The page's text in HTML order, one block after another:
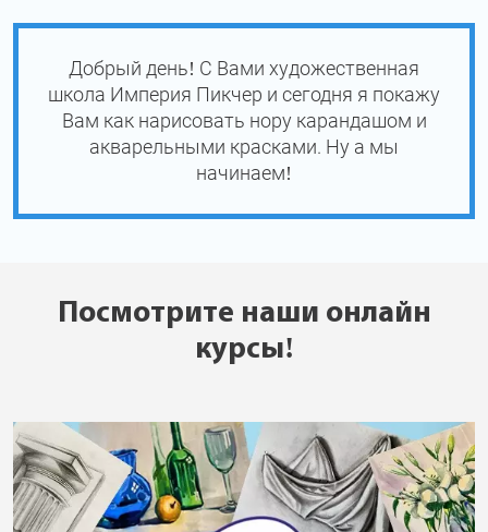
Добрый день! С Вами художественная
школа Империя Пикчер и сегодня я покажу
Вам как нарисовать нору карандашом и
акварельными красками. Ну а мы
начинаем!
Посмотрите наши онлайн
курсы!